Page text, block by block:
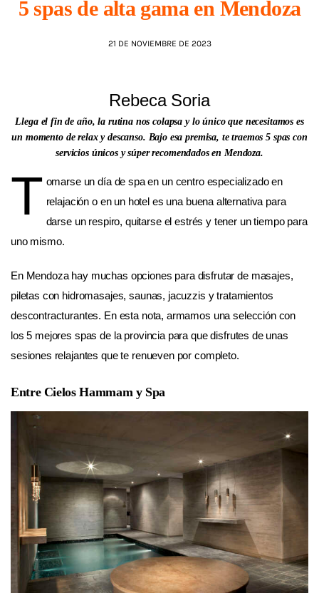
5 spas de alta gama en Mendoza
21 DE NOVIEMBRE DE 2023
Rebeca Soria
Llega el fin de año, la rutina nos colapsa y lo único que necesitamos es
un momento de relax y descanso. Bajo esa premisa, te traemos 5 spas con
servicios únicos y súper recomendados en Mendoza.
T omarse un día de spa en un centro especializado en
relajación o en un hotel es una buena alternativa para
darse un respiro, quitarse el estrés y tener un tiempo para
uno mismo.
En Mendoza hay muchas opciones para disfrutar de masajes,
piletas con hidromasajes, saunas, jacuzzis y tratamientos
descontracturantes. En esta nota, armamos una selección con
los 5 mejores spas de la provincia para que disfrutes de unas
sesiones relajantes que te renueven por completo.
Entre Cielos Hammam y Spa